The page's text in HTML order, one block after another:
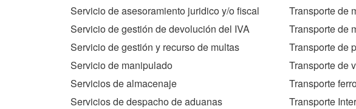
Servicio de asesoramiento juridico y/o fiscal
Servicio de gestión de devolución del IVA
Servicio de gestión y recurso de multas
Servicio de manipulado
Servicios de almacenaje
Servicios de despacho de aduanas
Transporte de
Transporte de
Transporte de
Transporte de
Transporte
Transporte